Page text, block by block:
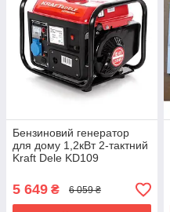
Бензиновий генератор
для дому 1,2кВт 2-тактний
Kraft Dele KD109
портативний
5 649 ₴ 6 059 ₴